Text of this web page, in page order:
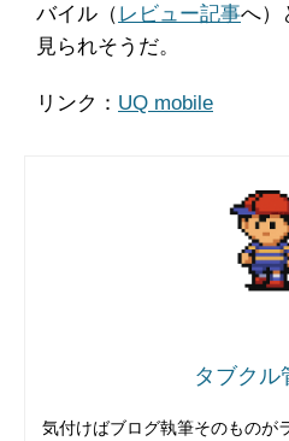
バイル（ レビュー記事へ）
見られそうだ。
リンク： UQ mobile
タブクル
気付けばブログ執筆そのものが